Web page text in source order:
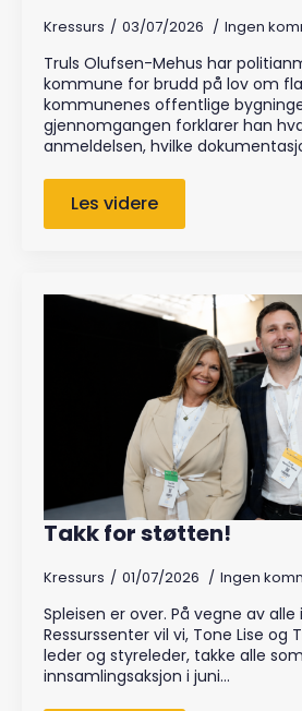
Kressurs 03/07/2026 Ingen
Truls Olufsen-Mehus har
kommune for brudd på lov om
kommunenes offentlige
gjennomgangen forklarer han
anmeldelsen, hvilke
Les videre
Takk for støtten!
Kressurs 01/07/2026 Ingen
Spleisen er over. På vegne av alle
Ressurssenter vil vi, Tone Lise og
leder og styreleder, takke alle
innsamlingsaksjon i juni…